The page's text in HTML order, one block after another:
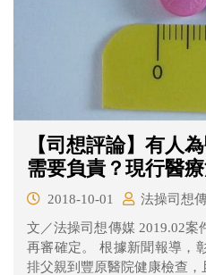
【司想評論】有人
需要負責？現行醫
2018-10-01
法操司想
文／法操司想傳媒 2019.02案
再審確定。 根據新聞報導，
排父親到豐原醫院健康檢查